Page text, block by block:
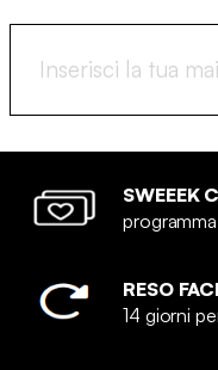
SWEEEK
RESO
14 giorni